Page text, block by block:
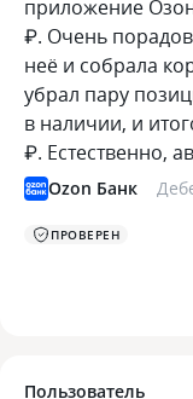
приложение
₽. Очень
неё и собрала
убрал пару
в наличии, и
₽. Естественно,
Ozon Банк
ПРОВЕРЕН
Пользователь